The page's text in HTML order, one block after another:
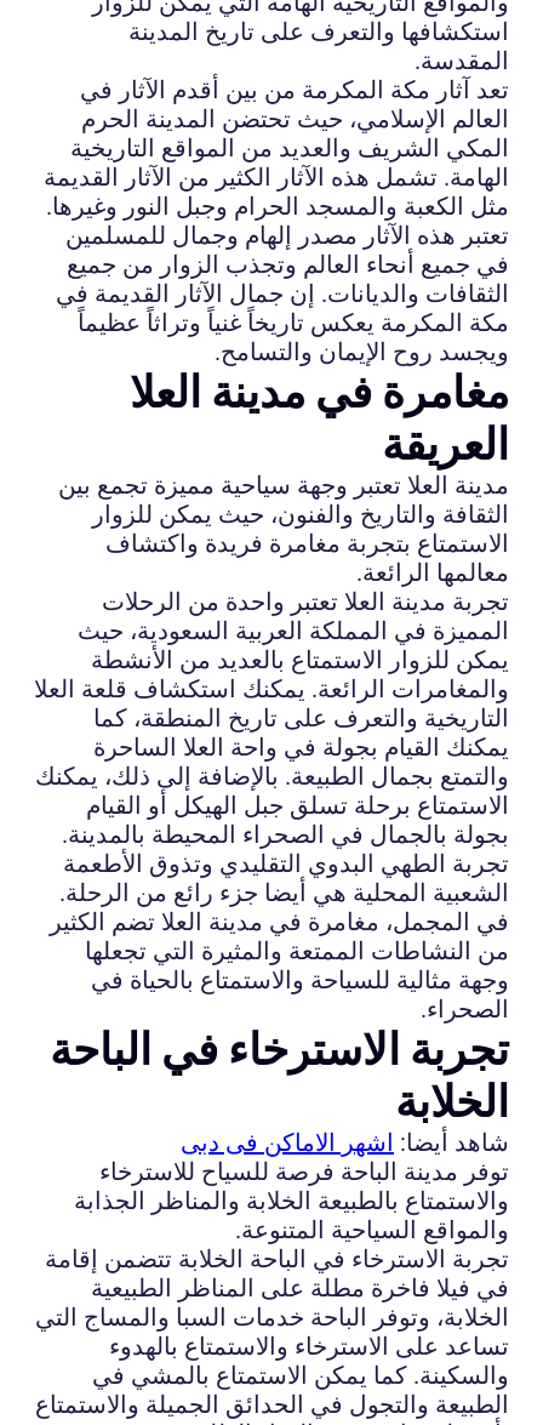
استكشافها والتعرف على تاريخ المدينة
المقدسة.
تعد آثار مكة المكرمة من بين أقدم الآثار في
العالم الإسلامي، حيث تحتضن المدينة الحرم
المكي الشريف والعديد من المواقع التاريخية
الهامة. تشمل هذه الآثار الكثير من الآثار القديمة
مثل الكعبة والمسجد الحرام وجبل النور وغيرها.
تعتبر هذه الآثار مصدر إلهام وجمال للمسلمين
في جميع أنحاء العالم وتجذب الزوار من جميع
الثقافات والديانات. إن جمال الآثار القديمة في
مكة المكرمة يعكس تاريخاً غنياً وتراثاً عظيماً
ويجسد روح الإيمان والتسامح.
مغامرة في مدينة العلا
العريقة
مدينة العلا تعتبر وجهة سياحية مميزة تجمع بين
الثقافة والتاريخ والفنون، حيث يمكن للزوار
الاستمتاع بتجربة مغامرة فريدة واكتشاف
معالمها الرائعة.
تجربة مدينة العلا تعتبر واحدة من الرحلات
المميزة في المملكة العربية السعودية، حيث
يمكن للزوار الاستمتاع بالعديد من الأنشطة
والمغامرات الرائعة. يمكنك استكشاف قلعة العلا
التاريخية والتعرف على تاريخ المنطقة، كما
يمكنك القيام بجولة في واحة العلا الساحرة
والتمتع بجمال الطبيعة. بالإضافة إلى ذلك، يمكنك
الاستمتاع برحلة تسلق جبل الهيكل أو القيام
بجولة بالجمال في الصحراء المحيطة بالمدينة.
تجربة الطهي البدوي التقليدي وتذوق الأطعمة
الشعبية المحلية هي أيضا جزء رائع من الرحلة.
في المجمل، مغامرة في مدينة العلا تضم الكثير
من النشاطات الممتعة والمثيرة التي تجعلها
وجهة مثالية للسياحة والاستمتاع بالحياة في
الصحراء.
تجربة الاسترخاء في الباحة
الخلابة
شاهد أيضا: اشهر الاماكن فى دبى
توفر مدينة الباحة فرصة للسياح للاسترخاء
والاستمتاع بالطبيعة الخلابة والمناظر الجذابة
والمواقع السياحية المتنوعة.
تجربة الاسترخاء في الباحة الخلابة تتضمن إقامة
في فيلا فاخرة مطلة على المناظر الطبيعية
الخلابة، وتوفر الباحة خدمات السبا والمساج التي
تساعد على الاسترخاء والاستمتاع بالهدوء
والسكينة. كما يمكن الاستمتاع بالمشي في
الطبيعة والتجول في الحدائق الجميلة والاستمتاع